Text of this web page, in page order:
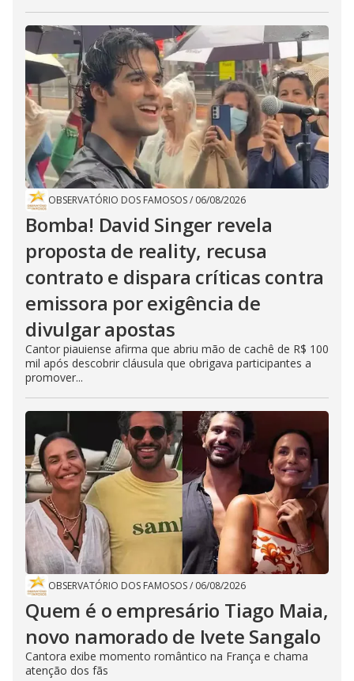
OBSERVATÓRIO DOS FAMOSOS/ 06/08/2026
Bomba! David Singer revela
proposta de reality, recusa
contrato e dispara críticas contra
emissora por exigência de
divulgar apostas
Cantor piauiense afirma que abriu mão de cachê de R$ 100
mil após descobrir cláusula que obrigava participantes a
promover...
OBSERVATÓRIO DOS FAMOSOS/ 06/08/2026
Quem é o empresário Tiago Maia,
novo namorado de Ivete Sangalo
Cantora exibe momento romântico na França e chama
atenção dos fãs